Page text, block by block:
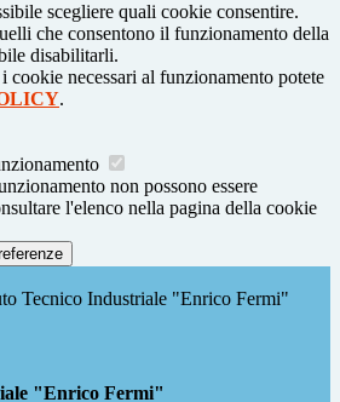
scegliere quali cookie consentire.
che consentono il funzionamento della
disabilitarli.
cookie necessari al funzionamento potete
.
non possono essere
l'elenco nella pagina della cookie
Tecnico Industriale "Enrico Fermi"
"Enrico Fermi"